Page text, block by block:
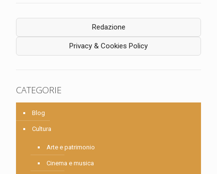
Redazione
Privacy & Cookies Policy
CATEGORIE
Blog
Cultura
Arte e patrimonio
Cinema e musica